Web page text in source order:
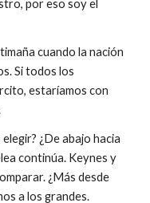
por eso soy el
cuando la nación
Si todos los
estaríamos con
¿De abajo hacia
continúa. Keynes y
¿Más desde
a los grandes.